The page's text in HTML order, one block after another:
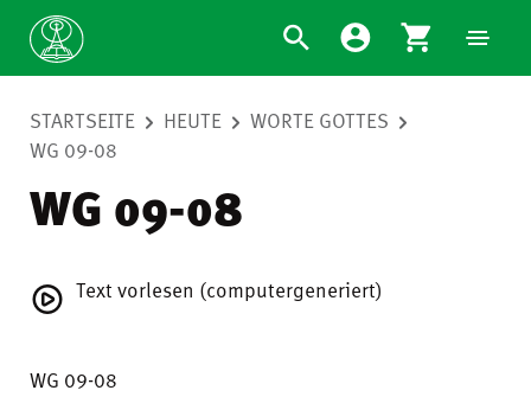
STARTSEITE HEUTE
WORTE GOTTES
WG 09-08
WG 09-08
Text vorlesen (computergeneriert)
WG 09-08